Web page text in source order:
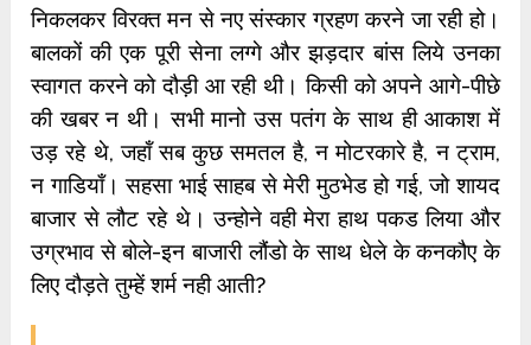
निकलकर विरक्‍त मन से नए संस्‍कार ग्रहण करने जा रही हो।
बालकों की एक पूरी सेना लग्‍गे और झड़दार बांस लिये उनका
स्‍वागत करने को दौड़ी आ रही थी। किसी को अपने आगे-पीछे
की खबर न थी। सभी मानो उस पतंग के साथ ही आकाश में
उड़ रहे थे, जहॉं सब कुछ समतल है, न मोटरकारे है, न ट्राम,
न गाडियाँ। सहसा भाई साहब से मेरी मुठभेड हो गई, जो शायद
बाजार से लौट रहे थे। उन्‍होने वही मेरा हाथ पकड लिया और
उग्रभाव से बोले-इन बाजारी लौंडो के साथ धेले के कनकौए के
लिए दौड़ते तुम्‍हें शर्म नही आती?